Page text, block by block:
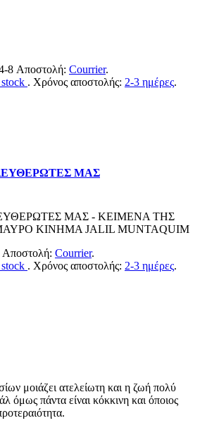
8 Αποστολή: Courrier.
. Χρόνος αποστολής: 2-3 ημέρες.
ΜΑΣ
ΜΑΣ - ΚΕΙΜΕΝΑ ΤΗΣ
ΚΙΝΗΜΑ JALIL MUNTAQUIM
Αποστολή: Courrier.
. Χρόνος αποστολής: 2-3 ημέρες.
μοιάζει ατελείωτη και η ζωή πολύ
όμως πάντα είναι κόκκινη και όποιος